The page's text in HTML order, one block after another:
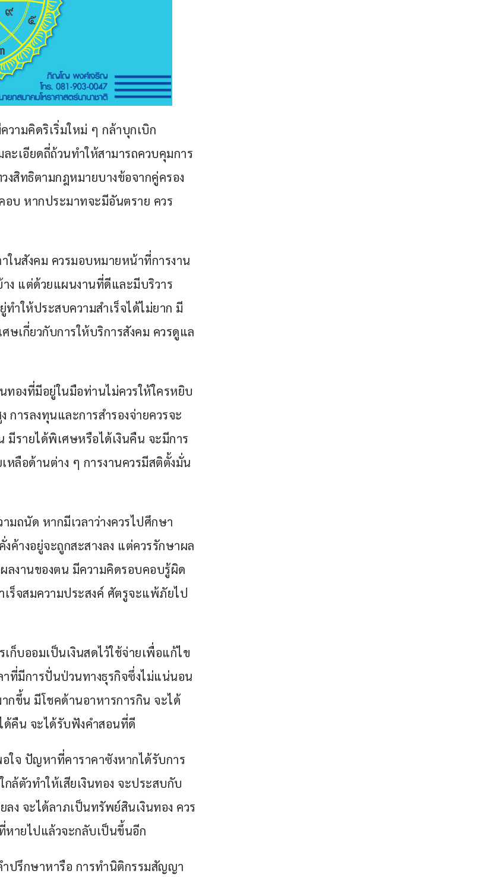
วามคิดริเริ่มใหม่ ๆ กล้าบุกเบิก
ะเอียดถี่ถ้วนทำให้สามารถควบคุมการ
งสิทธิตามกฎหมายบางข้อจากคู่ครอง
อบ หากประมาทจะมีอันตราย ควร
ในสังคม ควรมอบหมายหน้าที่การงาน
ง แต่ด้วยแผนงานที่ดีและมีบริวาร
ำให้ประสบความสำเร็จได้ไม่ยาก มี
ษเกี่ยวกับการให้บริการสังคม ควรดูแล
ทองที่มีอยู่ในมือท่านไม่ควรให้ใครหยิบ
การลงทุนและการสำรองจ่ายควรจะ
รายได้พิเศษหรือได้เงินคืน จะมีการ
ลือด้านต่าง ๆ การงานควรมีสติตั้งมั่น
ถนัด หากมีเวลาว่างควรไปศึกษา
ค้างอยู่จะถูกสะสางลง แต่ควรรักษาผล
ผลงานของตน มีความคิดรอบคอบรู้ผิด
เร็จสมความประสงค์ ศัตรูจะแพ้ภัยไป
ก็บออมเป็นเงินสดไว้ใช้จ่ายเพื่อแก้ไข
าที่มีการปั่นป่วนทางธุรกิจซึ่งไม่แน่นอน
ขึ้น มีโชคด้านอาหารการกิน จะได้
คืน จะได้รับฟังคำสอนที่ดี
จ ปัญหาที่คาราคาซังหากได้รับการ
ล้ตัวทำให้เสียเงินทอง จะประสบกับ
ลง จะได้ลาภเป็นทรัพย์สินเงินทอง ควร
หายไปแล้วจะกลับเป็นขึ้นอีก
ปรึกษาหารือ การทำนิติกรรมสัญญา